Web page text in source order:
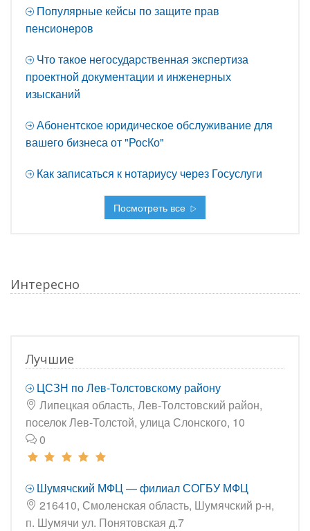
Популярные кейсы по защите прав
пенсионеров
Что такое негосударственная экспертиза
проектной документации и инженерных
изысканий
Абонентское юридическое обслуживание для
вашего бизнеса от "РосКо"
Как записаться к нотариусу через Госуслуги
Посмотреть все
Интересно
Лучшие
ЦСЗН по Лев-Толстовскому району
Липецкая область, Лев-Толстовский район,
поселок Лев-Толстой, улица Слонского, 10
0
Шумячский МФЦ — филиал СОГБУ МФЦ
216410, Смоленская область, Шумячский р-н,
п. Шумячи ул. Понятовская д.7